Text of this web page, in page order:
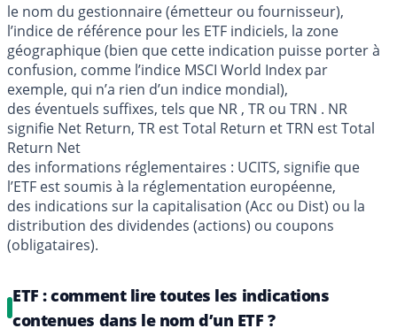
le nom du gestionnaire (émetteur ou fournisseur),
l’indice de référence pour les ETF indiciels, la zone
géographique (bien que cette indication puisse porter à
confusion, comme l’indice MSCI World Index par
exemple, qui n’a rien d’un indice mondial),
des éventuels suffixes, tels que NR , TR ou TRN . NR
signifie Net Return, TR est Total Return et TRN est Total
Return Net
des informations réglementaires : UCITS, signifie que
l’ETF est soumis à la réglementation européenne,
des indications sur la capitalisation (Acc ou Dist) ou la
distribution des dividendes (actions) ou coupons
(obligataires).
ETF : comment lire toutes les indications
contenues dans le nom d’un ETF ?